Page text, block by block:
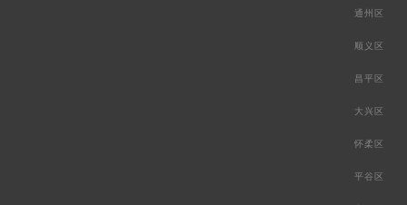
通州区
顺义区
昌平区
大兴区
怀柔区
平谷区